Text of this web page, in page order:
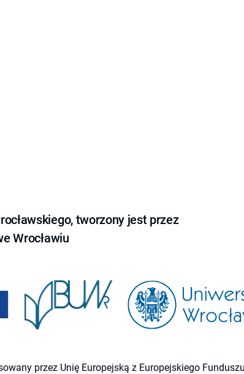
tworzony jest przez
Wrocławiu
przez Unię Europejską z Europejskiego